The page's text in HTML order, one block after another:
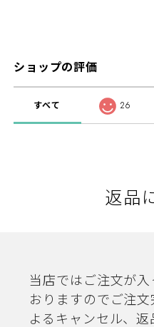
ショップの評価
すべて 26
返品
当店ではご注文が
おりますのでご注
よるキャンセル、